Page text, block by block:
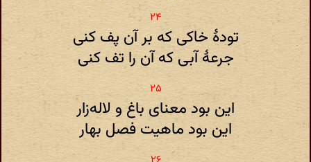
تودهٔ خاکی که بر آن پف کنی
جرعهٔ آبی که آن را تف کنی
این بود معنای باغ و لاله‌زار
این بود ماهیت فصل بهار